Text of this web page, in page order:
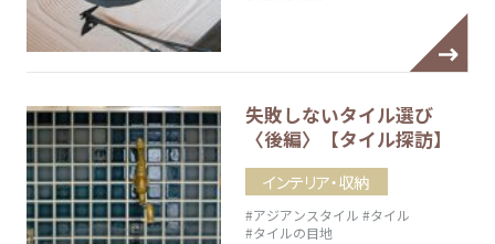
失敗しないタイル選び
〈後編〉【タイル探訪】
インテリア・収納
#アジアンスタイル #タイル
#タイルの目地